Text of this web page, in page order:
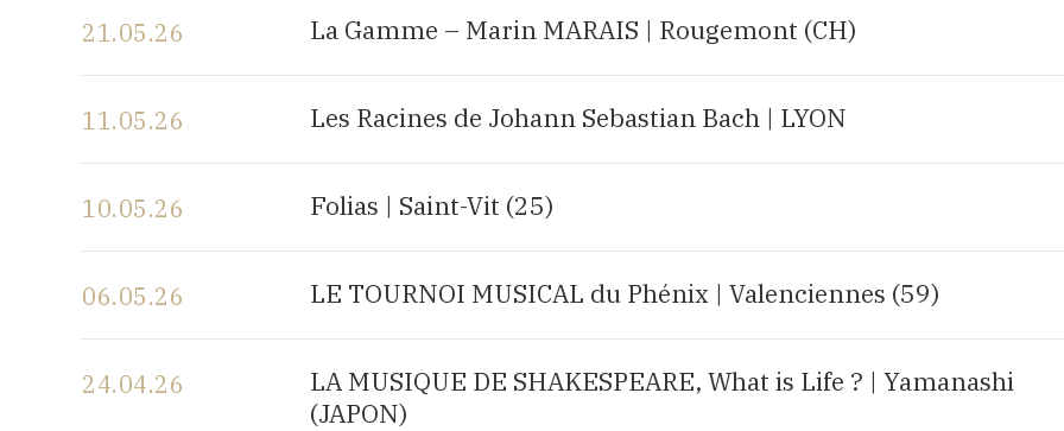
21.05.26 La Gamme – Marin MARAIS | Rougemont (CH)
11.05.26 Les Racines de Johann Sebastian Bach | LYON
10.05.26 Folias | Saint-Vit (25)
06.05.26 LE TOURNOI MUSICAL du Phénix | Valenciennes (59)
24.04.26
LA MUSIQUE DE SHAKESPEARE, What is Life ? | Yamanashi
(JAPON)